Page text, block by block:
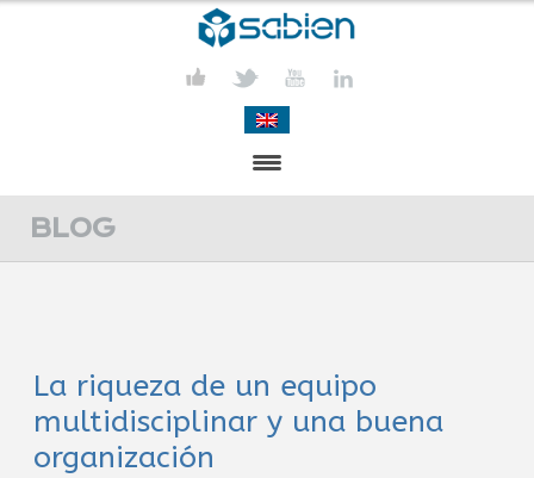
PRESENTACIÓN
ACTIVIDADES
COMUNICACIÓN
BLOG
La riqueza de un equipo
multidisciplinar y una buena
organización